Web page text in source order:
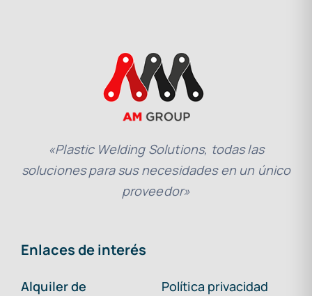
«Plastic Welding Solutions, todas las
soluciones para sus necesidades en un único
proveedor»
Enlaces de interés
Alquiler de
Política privacidad